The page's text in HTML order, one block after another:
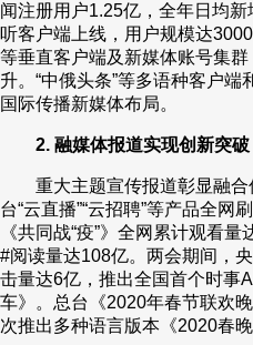
闻注册用户1.25亿，全年日均
听客户端上线，用户规模达
等垂直客户端及新媒体账号集
升。“中俄头条”等多语种客户
国际传播新媒体布局。
2. 融媒体报道实现创新突破
重大主题宣传报道彰显融合
台“云直播”“云招聘”等产品全网
《共同战“疫”》全网累计观看
#阅读量达108亿。两会期间，
击量达6亿，推出全国首个时事
车》。总台《2020年春节联欢
次推出多种语言版本《2020春晚